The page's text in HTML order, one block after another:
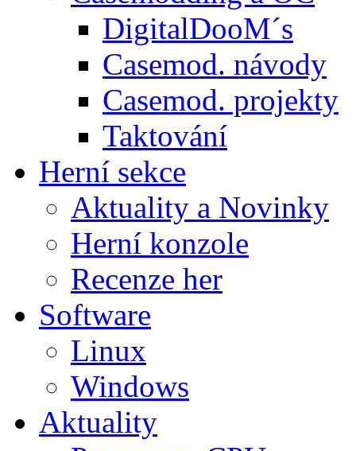
DigitalDooM´s
Casemod. návody
Casemod. projekty
Taktování
Herní sekce
Aktuality a Novinky
Herní konzole
Recenze her
Software
Linux
Windows
Aktuality